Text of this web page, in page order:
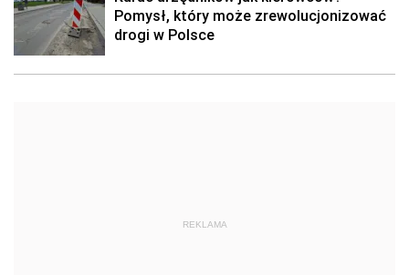
Pomysł, który może zrewolucjonizować
drogi w Polsce
REKLAMA